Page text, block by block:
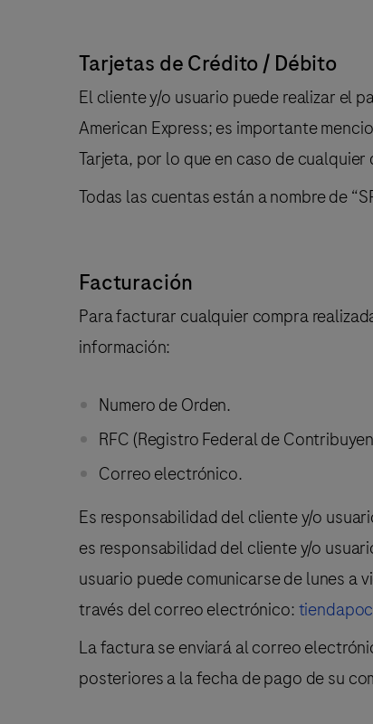
Tarjetas de Crédito / Débito
El cliente y/o usuario puede realizar el
American Express; es importante
Tarjeta, por lo que en caso de
Todas las cuentas están a nombre de
Facturación
Para facturar cualquier compra
información:
Numero de Orden.
RFC (Registro Federal de
Correo electrónico.
Es responsabilidad del cliente y/o
es responsabilidad del cliente y/o
usuario puede comunicarse de lunes a
través del correo electrónico:
La factura se enviará al correo
posteriores a la fecha de pago de su